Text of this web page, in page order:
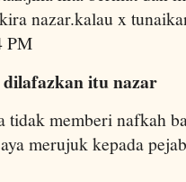
nazar.kalau x
PM
itu nazar
tidak memberi nafkah
merujuk kepada